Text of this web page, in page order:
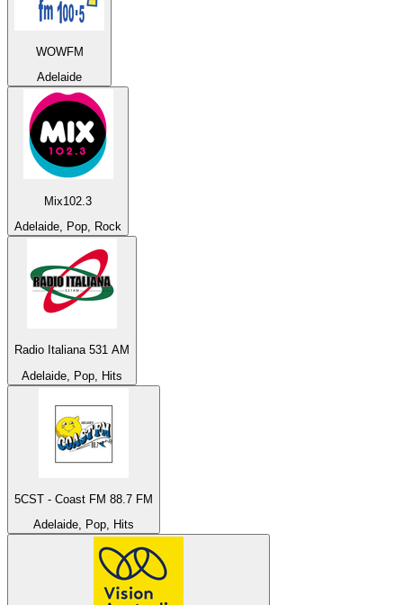
WOWFM
Adelaide
Mix102.3
Adelaide, Pop, Rock
Radio Italiana 531 AM
Adelaide, Pop, Hits
5CST - Coast FM 88.7 FM
Adelaide, Pop, Hits